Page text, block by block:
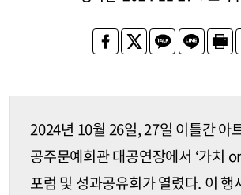
2024년 10월 26일, 27일 이틀간 아
공주문예회관 대공연장에서 ‘가치
포럼 및 성과공유회가 열렸다. 이 행